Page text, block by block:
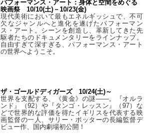
パフォーマンス・アート：身体と空間をめぐる
映画祭 10/10(土)－10/23(金)
現代美術において最もエネルギッシュで、不可
欠なジャンルへと進化を遂げたパフォーマン
ス・アート。シーンを創造し、革新してきた先
駆者たちのドキュメンタリーをラインナップ。
自由すぎて深すぎる、パフォーマンス・アート
の世界へようこそ。
ザ・ゴールドディガーズ 10/24(土)～
世界を支配する、《黄金》の謎――。『オルラ
ンド』（92）や『タンゴ・レッスン』（97）な
どで世界的な評価を得たイギリスを代表する映
画監督の一人、サリー・ポッターの長編監督デ
ビュー作、国内劇場初公開！